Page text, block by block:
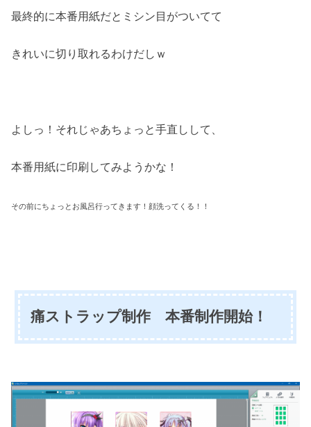
最終的に本番用紙だとミシン目がついてて
きれいに切り取れるわけだしｗ
よしっ！それじゃあちょっと手直しして、
本番用紙に印刷してみようかな！
その前にちょっとお風呂行ってきます！顔洗ってくる！！
痛ストラップ制作 本番制作開始！